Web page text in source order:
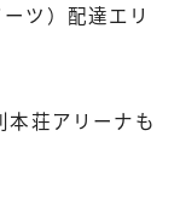
ツ）配達エリ
本荘アリーナも